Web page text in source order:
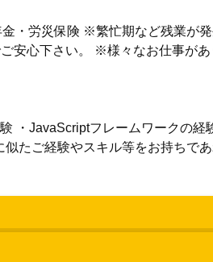
・労災保険 ※繁忙期など残業が
安心下さい。 ※様々なお仕事が
・JavaScriptフレームワークの経
たご経験やスキル等をお持ちで